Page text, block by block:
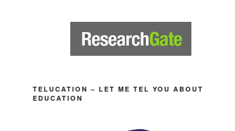
TELUCATION – LET ME TEL YOU ABOUT
EDUCATION